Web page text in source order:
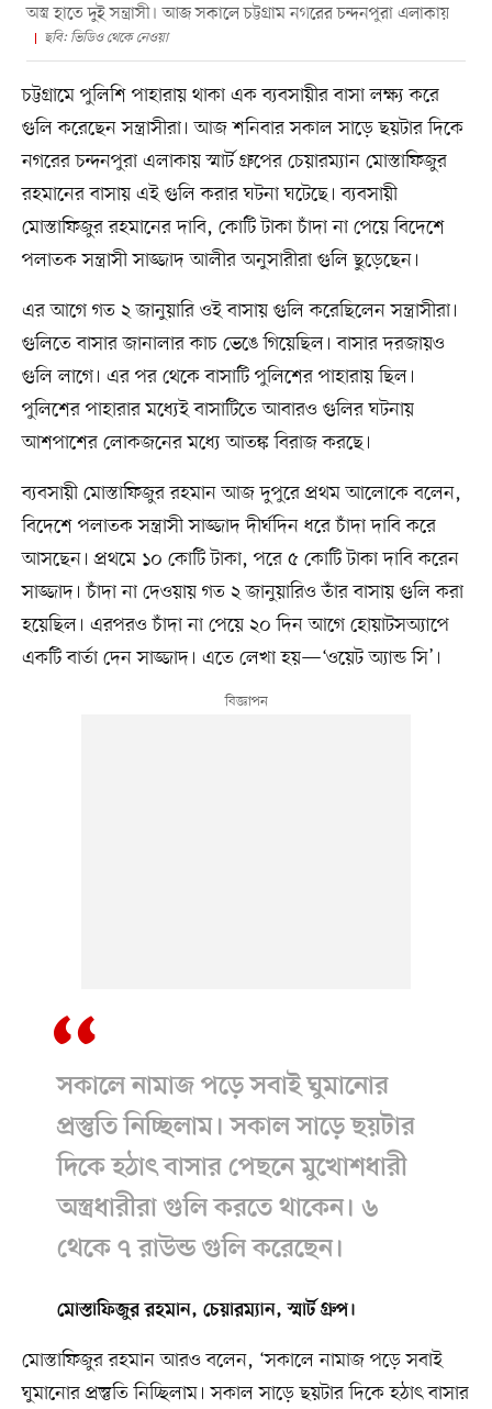
অস্ত্র হাতে দুই সন্ত্রাসী। আজ সকালে চট্টগ্রাম নগরের চন্দনপুরা এলাকায়
ছবি: ভিডিও থেকে নেওয়া
চট্টগ্রামে পুলিশি পাহারায় থাকা এক ব্যবসায়ীর বাসা লক্ষ্য করে
গুলি করেছেন সন্ত্রাসীরা। আজ শনিবার সকাল সাড়ে ছয়টার দিকে
নগরের চন্দনপুরা এলাকায় স্মার্ট গ্রুপের চেয়ারম্যান মোস্তাফিজুর
রহমানের বাসায় এই গুলি করার ঘটনা ঘটেছে। ব্যবসায়ী
মোস্তাফিজুর রহমানের দাবি, কোটি টাকা চাঁদা না পেয়ে বিদেশে
পলাতক সন্ত্রাসী সাজ্জাদ আলীর অনুসারীরা গুলি ছুড়েছেন।
এর আগে গত ২ জানুয়ারি ওই বাসায় গুলি করেছিলেন সন্ত্রাসীরা।
গুলিতে বাসার জানালার কাচ ভেঙে গিয়েছিল। বাসার দরজায়ও
গুলি লাগে। এর পর থেকে বাসাটি পুলিশের পাহারায় ছিল।
পুলিশের পাহারার মধ্যেই বাসাটিতে আবারও গুলির ঘটনায়
আশপাশের লোকজনের মধ্যে আতঙ্ক বিরাজ করছে।
ব্যবসায়ী মোস্তাফিজুর রহমান আজ দুপুরে প্রথম আলোকে বলেন,
বিদেশে পলাতক সন্ত্রাসী সাজ্জাদ দীর্ঘদিন ধরে চাঁদা দাবি করে
আসছেন। প্রথমে ১০ কোটি টাকা, পরে ৫ কোটি টাকা দাবি করেন
সাজ্জাদ। চাঁদা না দেওয়ায় গত ২ জানুয়ারিও তাঁর বাসায় গুলি করা
হয়েছিল। এরপরও চাঁদা না পেয়ে ২০ দিন আগে হোয়াটসঅ্যাপে
একটি বার্তা দেন সাজ্জাদ। এতে লেখা হয়—‘ওয়েট অ্যান্ড সি’।
সকালে নামাজ পড়ে সবাই ঘুমানোর
প্রস্তুতি নিচ্ছিলাম। সকাল সাড়ে ছয়টার
দিকে হঠাৎ বাসার পেছনে মুখোশধারী
অস্ত্রধারীরা গুলি করতে থাকেন। ৬
থেকে ৭ রাউন্ড গুলি করেছেন।
মোস্তাফিজুর রহমান, চেয়ারম্যান, স্মার্ট গ্রুপ।
মোস্তাফিজুর রহমান আরও বলেন, ‘সকালে নামাজ পড়ে সবাই
ঘুমানোর প্রস্তুতি নিচ্ছিলাম। সকাল সাড়ে ছয়টার দিকে হঠাৎ বাসার